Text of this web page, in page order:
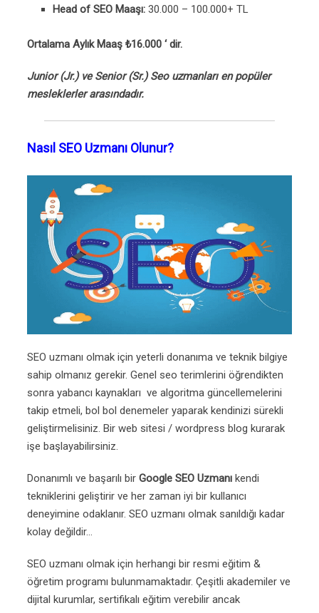
Head of SEO Maaşı: 30.000 – 100.000+ TL
Ortalama Aylık Maaş ₺16.000 ‘ dir.
Junior (Jr.) ve Senior (Sr.) Seo uzmanları en popüler
mesleklerler arasındadır.
Nasıl SEO Uzmanı Olunur?
SEO uzmanı olmak için yeterli donanıma ve teknik bilgiye
sahip olmanız gerekir. Genel seo terimlerini öğrendikten
sonra yabancı kaynakları ve algoritma güncellemelerini
takip etmeli, bol bol denemeler yaparak kendinizi sürekli
geliştirmelisiniz. Bir web sitesi / wordpress blog kurarak
işe başlayabilirsiniz.
Donanımlı ve başarılı bir Google SEO Uzmanı kendi
tekniklerini geliştirir ve her zaman iyi bir kullanıcı
deneyimine odaklanır. SEO uzmanı olmak sanıldığı kadar
kolay değildir…
SEO uzmanı olmak için herhangi bir resmi eğitim &
öğretim programı bulunmamaktadır. Çeşitli akademiler ve
dijital kurumlar, sertifikalı eğitim verebilir ancak